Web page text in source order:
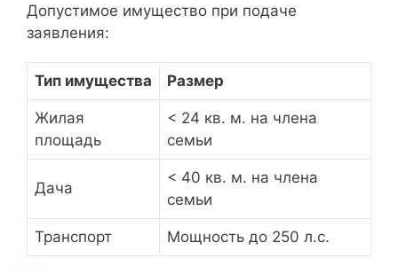
Допустимое имущество при подаче
заявления:
Тип имущества Размер
Жилая
площадь
< 24 кв. м. на члена
семьи
Дача
< 40 кв. м. на члена
семьи
Транспорт Мощность до 250 л.с.